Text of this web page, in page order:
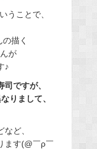
うことで、
描く
が
♪
ですが、
りまして、
ど、
ます(@￣ρ￣